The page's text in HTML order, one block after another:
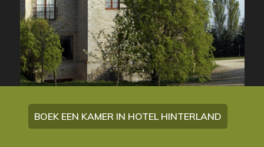
BOEK EEN KAMER IN HOTEL HINTERLAND